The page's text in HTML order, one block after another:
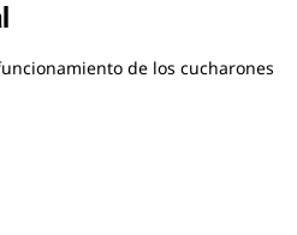
de los cucharones